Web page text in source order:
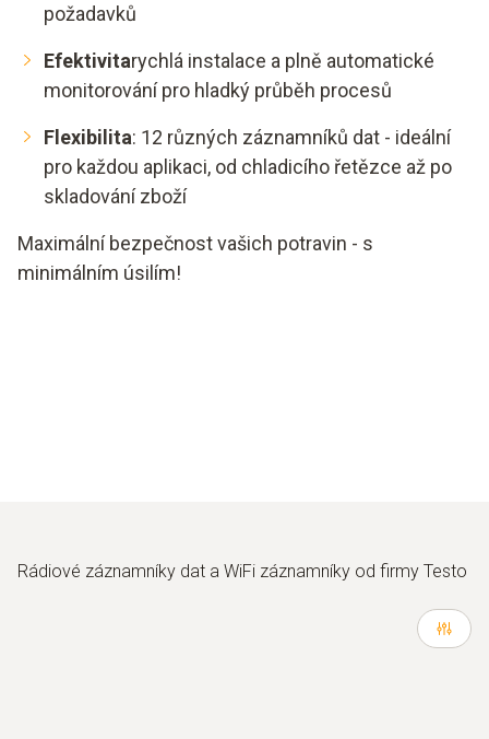
požadavků
Efektivitarychlá instalace a plně automatické
monitorování pro hladký průběh procesů
Flexibilita: 12 různých záznamníků dat - ideální
pro každou aplikaci, od chladicího řetězce až po
skladování zboží
Maximální bezpečnost vašich potravin - s
minimálním úsilím!
Rádiové záznamníky dat a WiFi záznamníky od firmy Testo